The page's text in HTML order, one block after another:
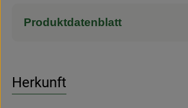
Produktdatenblatt
Herkunft